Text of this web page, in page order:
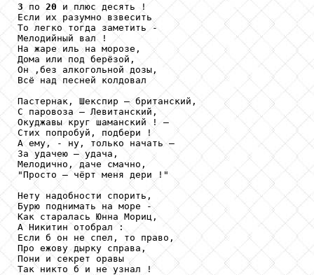
3 по 20 и плюс десять !
Если их разумно взвесить
То легко тогда заметить -
Мелодийный вал !
На жаре иль на морозе,
Дома или под берёзой,
Он ,без алкогольной дозы,
Всё над песней колдовал
Пастернак, Шекспир – британский,
С паровоза – Левитанский,
Окуджавы круг шаманский ! –
Стих попробуй, подбери !
А ему, - ну, только начать –
За удачею – удача,
Мелодично, даче смачно,
"Просто – чёрт меня дери !"
Нету надобности спорить,
Бурю поднимать на море -
Как старалась Юнна Мориц,
А Никитин отобрал :
Если б он не спел, то право,
Про ежову дырку справа,
Пони и секрет оравы
Так никто б и не узнал !